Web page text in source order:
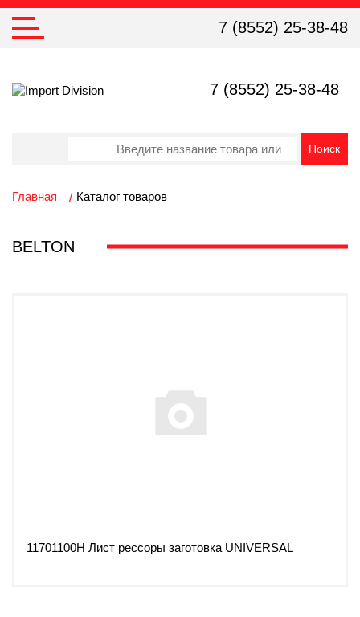
7 (8552) 25-38-48
7 (8552) 25-38-48
Главная Каталог товаров
BELTON
11701100H Лист рессоры заготовка UNIVERSAL